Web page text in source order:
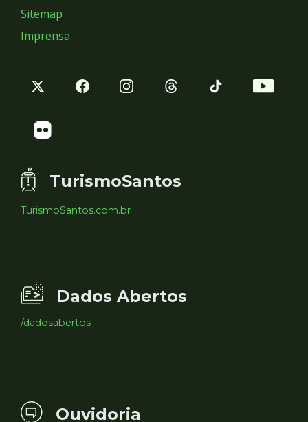
Sitemap
Imprensa
TurismoSantos
TurismoSantos.com.br
Dados Abertos
/dadosabertos
Ouvidoria